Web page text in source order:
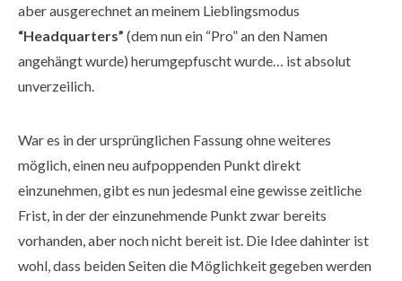
aber ausgerechnet an meinem Lieblingsmodus
“Headquarters” (dem nun ein “Pro” an den Namen
angehängt wurde) herumgepfuscht wurde… ist absolut
unverzeilich.
War es in der ursprünglichen Fassung ohne weiteres
möglich, einen neu aufpoppenden Punkt direkt
einzunehmen, gibt es nun jedesmal eine gewisse zeitliche
Frist, in der der einzunehmende Punkt zwar bereits
vorhanden, aber noch nicht bereit ist. Die Idee dahinter ist
wohl, dass beiden Seiten die Möglichkeit gegeben werden